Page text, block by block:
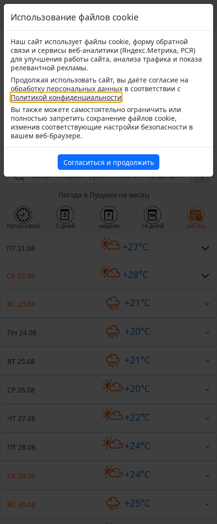
Погода в Пущино на месяц
почасовой 5 дней неделя 14 дней месяц
ПТ 21.08 +27°C
СБ 22.08 +28°C
ВС 23.08 +21°C
ПН 24.08 +20°C
ВТ 25.08 +21°C
СР 26.08 +20°C
ЧТ 27.08 +22°C
ПТ 28.08 +24°C
СБ 29.08 +24°C
ВС 30.08 +25°C
Использование файлов cookie
Наш сайт использует файлы cookie, форму обратной
связи и сервисы веб-аналитики (Яндекс.Метрика, РСЯ)
для улучшения работы сайта, анализа трафика и показа
релевантной рекламы.
Продолжая использовать сайт, вы даёте согласие на
обработку персональных данных в соответствии с
Политикой конфиденциальности
Вы также можете самостоятельно ограничить или
полностью запретить сохранение файлов cookie,
изменив соответствующие настройки безопасности в
вашем веб-браузере.
Согласиться и продолжить
Использование файлов cookie
Наш сайт использует файлы cookie, форму обратной
связи и сервисы веб-аналитики (Яндекс.Метрика, РСЯ)
для улучшения работы сайта, анализа трафика и показа
релевантной рекламы.
Продолжая использовать сайт, вы даёте согласие на
обработку персональных данных в соответствии с
Политикой конфиденциальности
Вы также можете самостоятельно ограничить или
полностью запретить сохранение файлов cookie,
изменив соответствующие настройки безопасности в
вашем веб-браузере.
Согласиться и продолжить